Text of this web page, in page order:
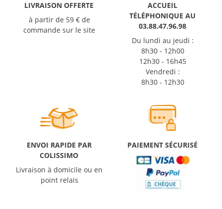
LIVRAISON OFFERTE
à partir de 59 € de
commande sur le site
ACCUEIL
TÉLÉPHONIQUE AU
03.88.47.96.98
Du lundi au jeudi :
8h30 - 12h00
12h30 - 16h45
Vendredi :
8h30 - 12h30
ENVOI RAPIDE PAR
COLISSIMO
Livraison à domicile ou en
point relais
PAIEMENT SÉCURISÉ